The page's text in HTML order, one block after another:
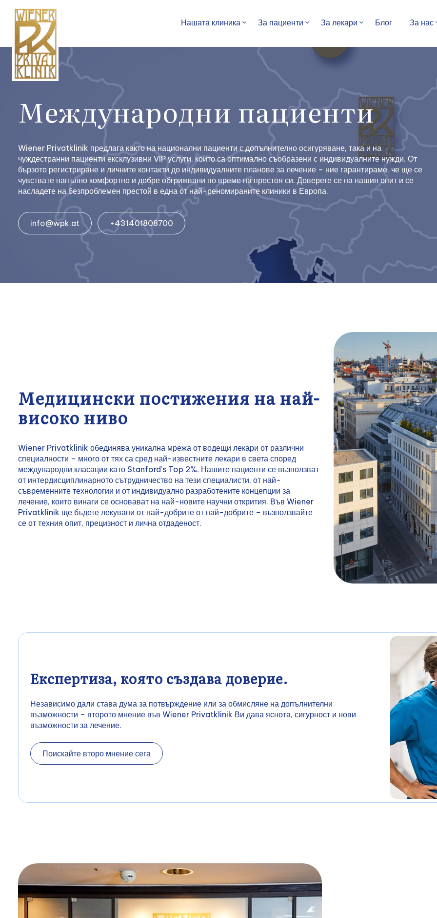
Нашата клиника За пациенти За лекари Блог За нас
Международни пациенти
Wiener Privatklinik предлага както на национални пациенти с допълнително осигуряване, така и на
чуждестранни пациенти ексклузивни VIP услуги, които са оптимално съобразени с индивидуалните нужди. От
бързото регистриране и личните контакти до индивидуалните планове за лечение – ние гарантираме, че ще се
чувствате напълно комфортно и добре обгрижвани по време на престоя си. Доверете се на нашия опит и се
насладете на безпроблемен престой в една от най-реномираните клиники в Европа.
info@wpk.at +431401808700
Медицински постижения на най-
високо ниво
Wiener Privatklinik обединява уникална мрежа от водещи лекари от различни
специалности – много от тях са сред най-известните лекари в света според
международни класации като Stanford’s Top 2%. Нашите пациенти се възползват
от интердисциплинарното сътрудничество на тези специалисти, от най-
съвременните технологии и от индивидуално разработените концепции за
лечение, които винаги се основават на най-новите научни открития. Във Wiener
Privatklinik ще бъдете лекувани от най-добрите от най-добрите – възползвайте
се от техния опит, прецизност и лична отдаденост.
Експертиза, която създава доверие.
Независимо дали става дума за потвърждение или за обмисляне на допълнителни
възможности – второто мнение във Wiener Privatklinik Ви дава яснота, сигурност и нови
възможности за лечение.
Поискайте второ мнение сега